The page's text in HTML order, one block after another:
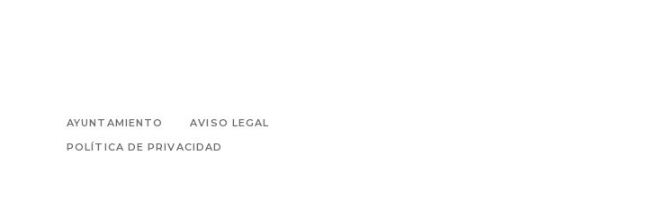
AYUNTAMIENTO
AVISO LEGAL
POLÍTICA DE PRIVACIDAD